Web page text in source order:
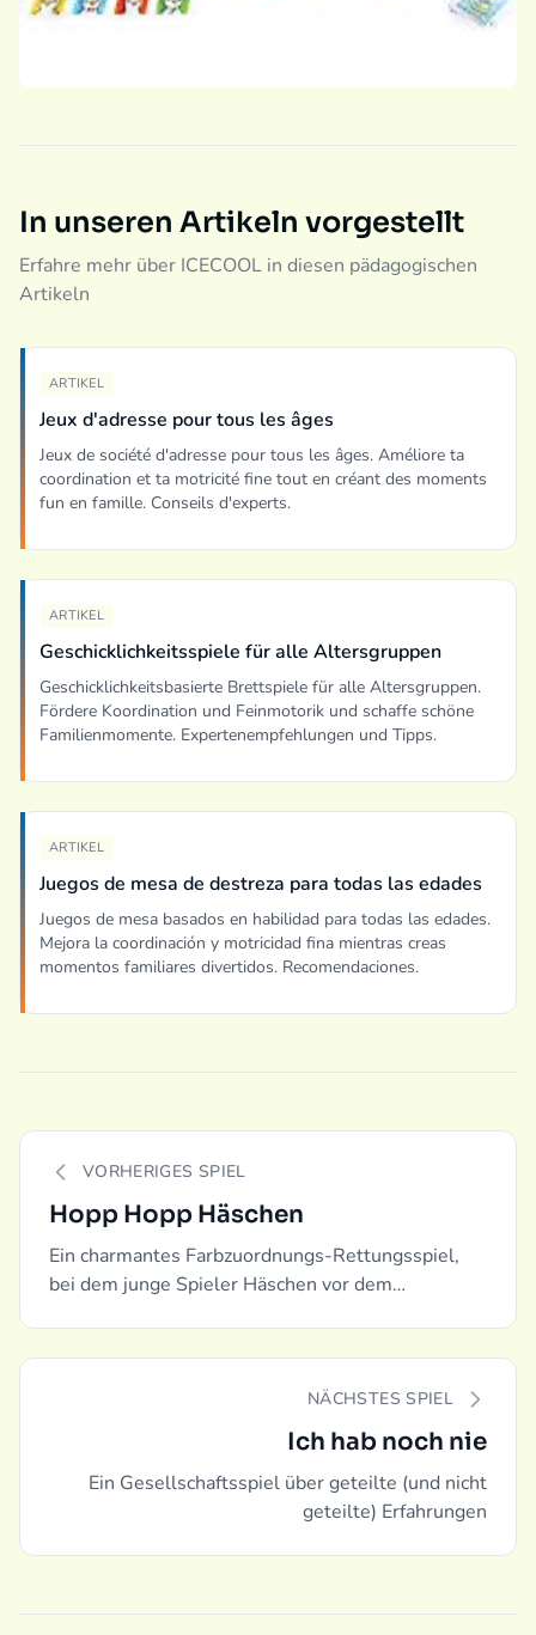
In unseren Artikeln vorgestellt
Erfahre mehr über ICECOOL in diesen pädagogischen
Artikeln
ARTIKEL
Jeux d'adresse pour tous les âges
Jeux de société d'adresse pour tous les âges. Améliore ta
coordination et ta motricité fine tout en créant des moments
fun en famille. Conseils d'experts.
ARTIKEL
Geschicklichkeitsspiele für alle Altersgruppen
Geschicklichkeitsbasierte Brettspiele für alle Altersgruppen.
Fördere Koordination und Feinmotorik und schaffe schöne
Familienmomente. Expertenempfehlungen und Tipps.
ARTIKEL
Juegos de mesa de destreza para todas las edades
Juegos de mesa basados en habilidad para todas las edades.
Mejora la coordinación y motricidad fina mientras creas
momentos familiares divertidos. Recomendaciones.
VORHERIGES SPIEL
Hopp Hopp Häschen
Ein charmantes Farbzuordnungs-Rettungsspiel,
bei dem junge Spieler Häschen vor dem
NÄCHSTES SPIEL
Ich hab noch nie
Ein Gesellschaftsspiel über geteilte (und nicht
geteilte) Erfahrungen